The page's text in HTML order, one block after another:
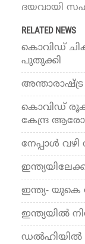
ദയവായി
RELATED NEWS
കൊവിഡ്
പുതുക്കി
അന്താരാഷ്ട്ര
കൊവിഡ്
കേന്ദ്ര
നേപ്പാള്‍
ഇന്ത്യ- യുകെ
ഇന്ത്യയില്‍
ഡല്‍ഹിയില്‍